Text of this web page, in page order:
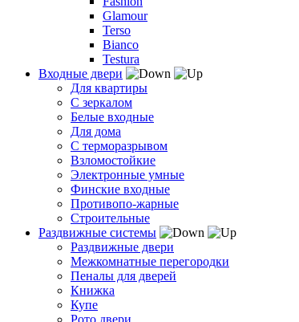
Glamour
Terso
Bianco
Testura
Входные двери
Для квартиры
С зеркалом
Белые входные
Для дома
С терморазрывом
Взломостойкие
Электронные умные
Финские входные
Противопо-жарные
Строительные
Раздвижные системы
Раздвижные двери
Межкомнатные перегородки
Пеналы для дверей
Книжка
Купе
Рото двери